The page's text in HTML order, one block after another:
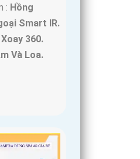
: Hồng
Smart IR.
Xoay 360.
Và Loa.